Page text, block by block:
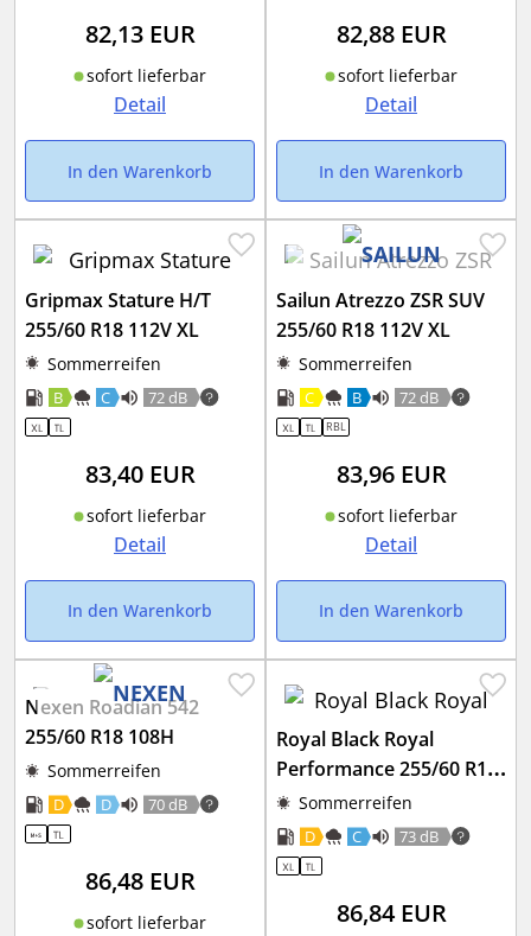
82,13EUR
sofort lieferbar
Detail
In den Warenkorb
82,88EUR
sofort lieferbar
Detail
In den Warenkorb
Gripmax Stature H/T
255/60 R18 112V XL
Sommerreifen
B C 72 dB
83,40EUR
sofort lieferbar
Detail
In den Warenkorb
Sailun Atrezzo ZSR SUV
255/60 R18 112V XL
Sommerreifen
C B 72 dB
RBL
83,96EUR
sofort lieferbar
Detail
In den Warenkorb
Nexen Roadian 542
255/60 R18 108H
Sommerreifen
D D 70 dB
86,48EUR
sofort lieferbar
Royal Black Royal
Performance 255/60 R18
112V XL
Sommerreifen
D C 73 dB
86,84EUR